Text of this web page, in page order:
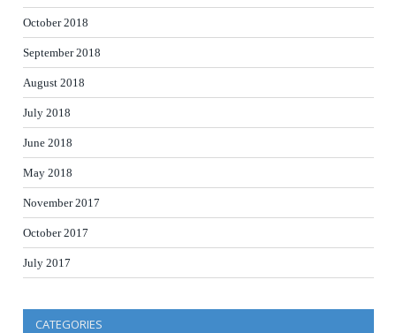
October 2018
September 2018
August 2018
July 2018
June 2018
May 2018
November 2017
October 2017
July 2017
CATEGORIES